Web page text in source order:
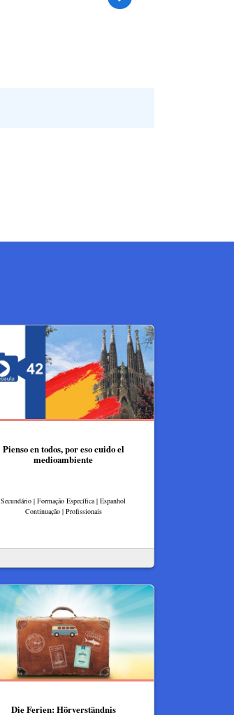
Pienso en todos, por eso cuido el
medioambiente
Secundário | Formação Específica | Espanhol
Continuação | Profissionais
Die Ferien: Hörverständnis